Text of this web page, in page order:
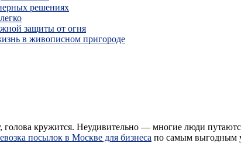
решениях
защиты от огня
в живописном пригороде
голова кружится. Неудивительно — многие люди
посылок в Москве для бизнеса по самым выгодным